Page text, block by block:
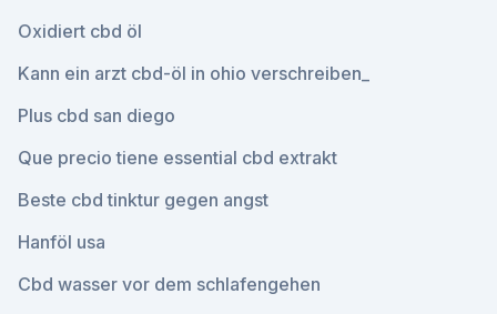
Oxidiert cbd öl
Kann ein arzt cbd-öl in ohio verschreiben_
Plus cbd san diego
Que precio tiene essential cbd extrakt
Beste cbd tinktur gegen angst
Hanföl usa
Cbd wasser vor dem schlafengehen